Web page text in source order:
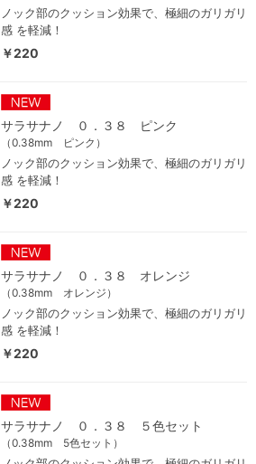
ノック部のクッション効果で、極細のガリガリ
感 を軽減！
￥220
サラサナノ ０．３８ ピンク
（0.38mm ピンク）
ノック部のクッション効果で、極細のガリガリ
感 を軽減！
￥220
サラサナノ ０．３８ オレンジ
（0.38mm オレンジ）
ノック部のクッション効果で、極細のガリガリ
感 を軽減！
￥220
サラサナノ ０．３８ ５色セット
（0.38mm 5色セット）